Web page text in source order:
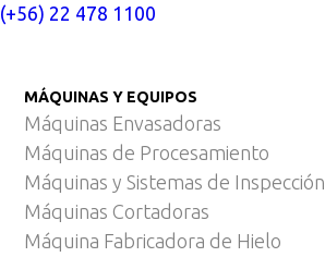
(+56) 22 478 1100
MÁQUINAS Y EQUIPOS
Máquinas Envasadoras
Máquinas de Procesamiento
Máquinas y Sistemas de Inspección
Máquinas Cortadoras
Máquina Fabricadora de Hielo